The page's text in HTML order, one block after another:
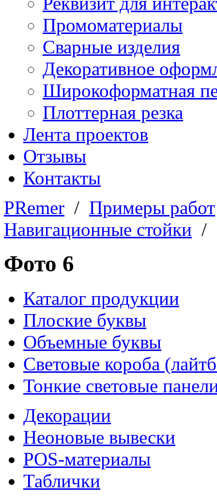
Промоматериалы
Сварные изделия
Декоративное
Широкоформатная
Плоттерная резка
Лента проектов
Отзывы
Контакты
PRemer / Примеры работ
Навигационные стойки /
Фото 6
Каталог продукции
Плоские буквы
Объемные буквы
Световые короба
Тонкие световые
Декорации
Неоновые вывески
POS-материалы
Таблички